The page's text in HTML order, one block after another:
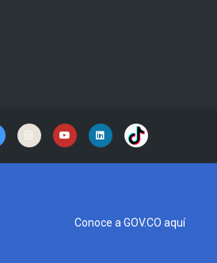
Conoce a GOV.CO aquí